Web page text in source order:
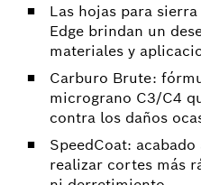
Las hojas para
Edge brindan un
materiales y
Carburo Brute:
micrograno C3/C4
contra los daños
SpeedCoat:
realizar cortes más